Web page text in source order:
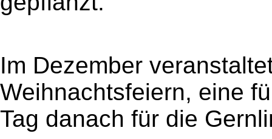
Im Dezember
Weihnachtsfeiern, eine
Tag danach für die